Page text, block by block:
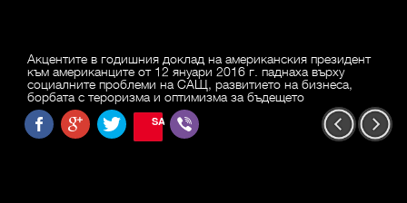
Акцентите в годишния доклад на американския президент
към американците от 12 януари 2016 г. паднаха върху
социалните проблеми на САЩ, развитието на бизнеса,
борбата с тероризма и оптимизма за бъдещето
SAVE